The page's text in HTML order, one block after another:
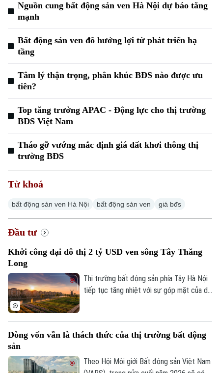
Xu hướng
Nguồn cung bất động sản ven Hà Nội dự báo tăng
mạnh
Bất động sản ven đô hưởng lợi từ phát triển hạ
tầng
Tâm lý thận trọng, phân khúc BĐS nào được ưu
tiên?
Top tăng trưởng APAC - Động lực cho thị trường
BĐS Việt Nam
Tháo gỡ vướng mắc định giá đất khơi thông thị
trường BĐS
Từ khoá
bất động sản ven Hà Nội bất động sản ven giá bđs
Đầu tư
Khởi công đại đô thị 2 tỷ USD ven sông Tây Thăng
Long
Thị trường bất động sản phía Tây Hà Nội
tiếp tục tăng nhiệt với sự góp mặt của dự
Tây Thăng Long với quy mô vốn 2 tỷ USD,
cung phân khúc cao cấp tại khu vực.
Dòng vốn vẫn là thách thức của thị trường bất động
sản
Theo Hội Môi giới Bất động sản Việt Nam